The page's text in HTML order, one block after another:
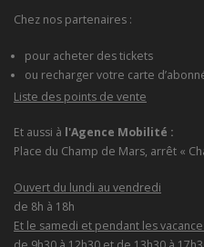
Chez nos partenaires :
pour acheter des tickets
ou recharger votre carte
Liste des points de vente
Et aussi à l'Agence Mobilité :
Place du Champ de Mars, arrêt «
Ouvert du lundi au vendredi
de 8h à 18h
Et le samedi et pendant les